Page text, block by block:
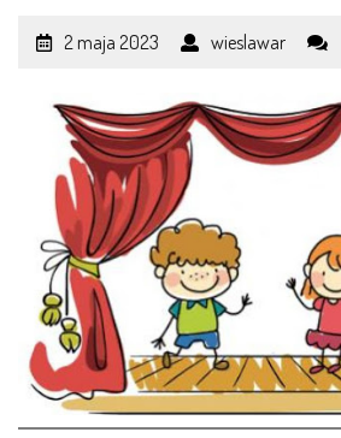
RADA RODZICÓW
GRUPY DZIECI
LEŚNE PSZCZÓŁKI – BYSŁAW
ŻABKI – BYSŁAW
SOWY – BYSŁAW
WIEWIÓRKI – BYSŁAW
2 maja 2023 wieslawar